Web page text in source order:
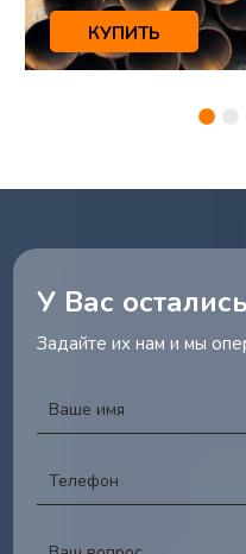
КУПИТЬ
У Вас остались
Задайте их нам и мы